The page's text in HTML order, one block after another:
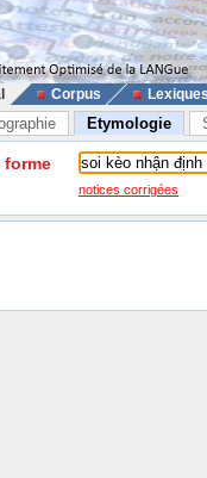
Corpus
Etymologie
forme
notices corrigées